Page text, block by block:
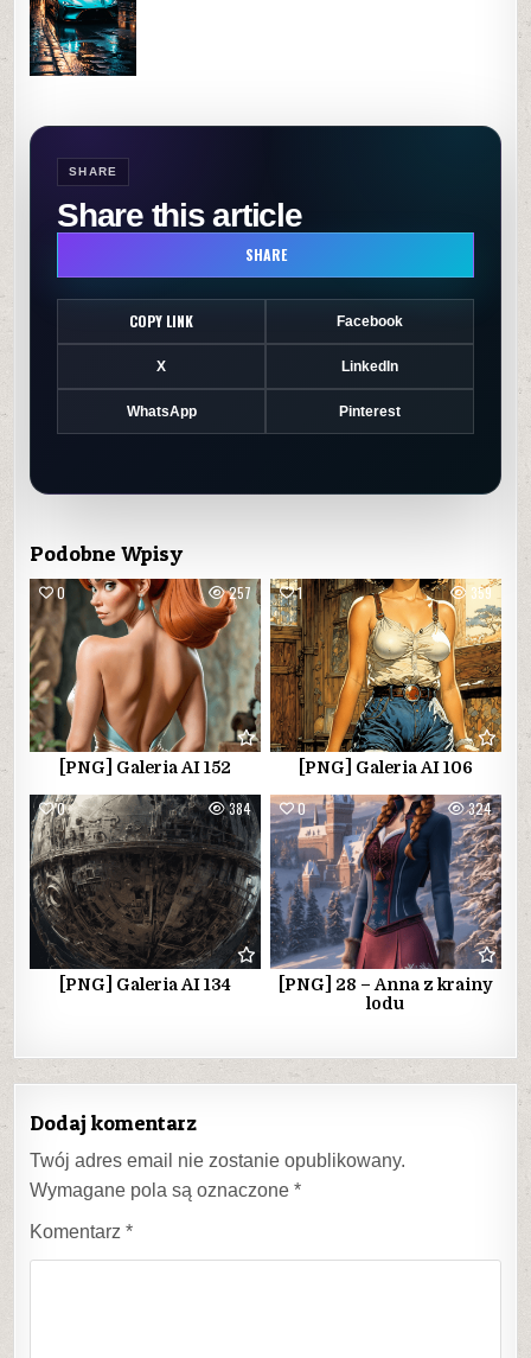
SHARE
Share this article
SHARE
COPY LINK Facebook
X LinkedIn
WhatsApp Pinterest
Podobne Wpisy
0 257
[PNG] Galeria AI 152
1 359
[PNG] Galeria AI 106
0 384
[PNG] Galeria AI 134
0 324
[PNG] 28 – Anna z krainy
lodu
Dodaj komentarz
Twój adres email nie zostanie opublikowany.
Wymagane pola są oznaczone*
Komentarz*